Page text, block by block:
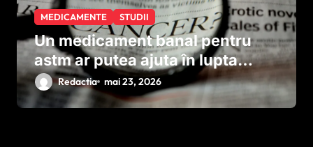
MEDICAMENTE STUDII
Un medicament banal pentru
astm ar putea ajuta în lupta
împotriva cancerului agresiv
Redactia mai 23, 2026